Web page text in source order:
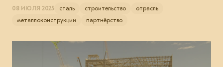
08 ИЮЛЯ 2025 сталь строительство
отрасль
металлоконструкции
партнёрство